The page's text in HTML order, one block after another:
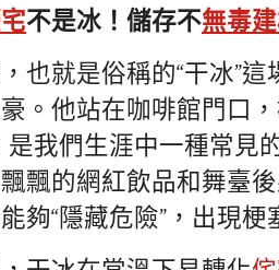
不是冰！儲存不無毒
也就是俗稱的“干冰”這
。他站在咖啡館門口
是我們生涯中一種常見
飄的網紅飲品和舞臺
夠“隱藏危險”，出現梗